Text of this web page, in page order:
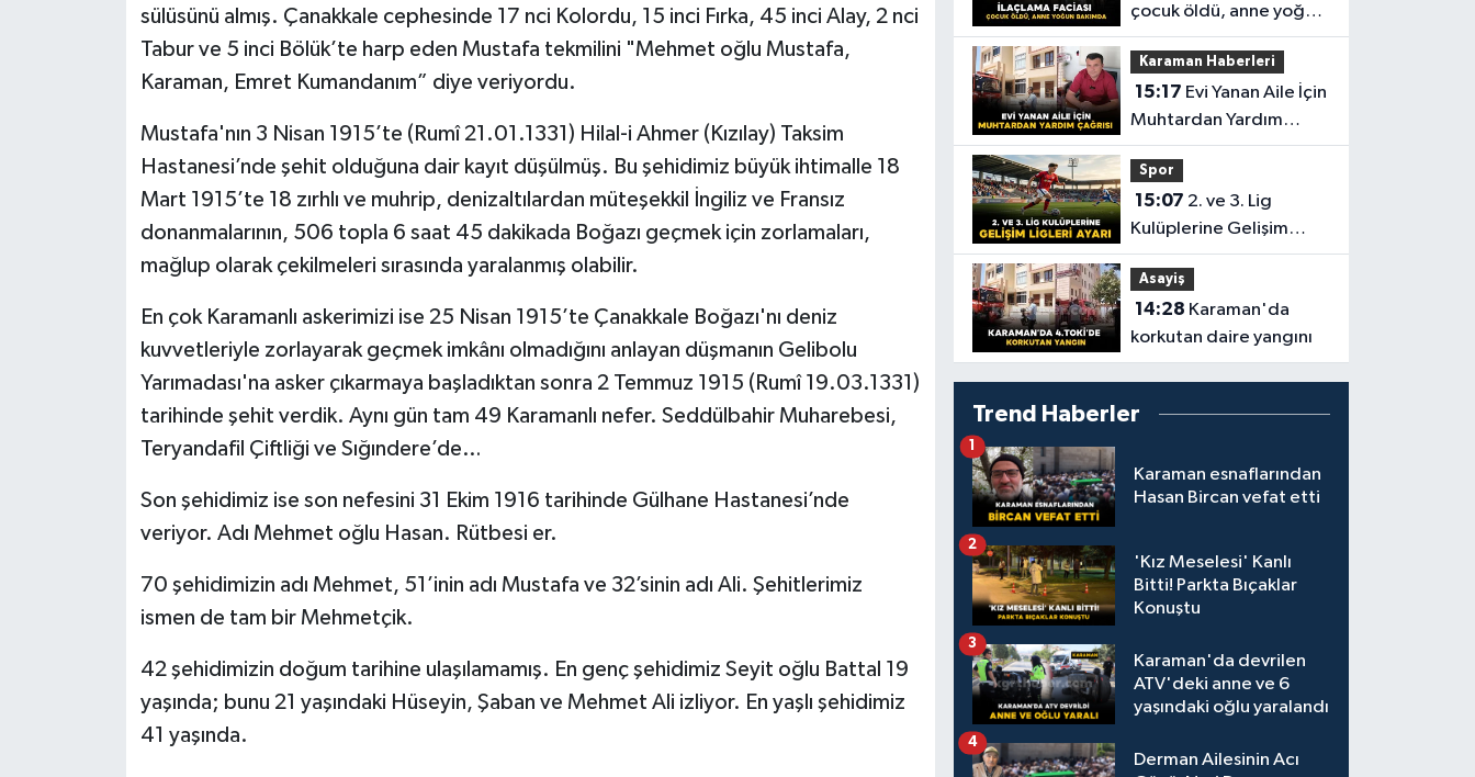
sülüsünü almış. Çanakkale cephesinde 17 nci Kolordu, 15 inci Fırka, 45 inci Alay, 2 nci
Tabur ve 5 inci Bölük’te harp eden Mustafa tekmilini "Mehmet oğlu Mustafa,
Karaman, Emret Kumandanım” diye veriyordu.
Mustafa'nın 3 Nisan 1915’te (Rumî 21.01.1331) Hilal-i Ahmer (Kızılay) Taksim
Hastanesi’nde şehit olduğuna dair kayıt düşülmüş. Bu şehidimiz büyük ihtimalle 18
Mart 1915’te 18 zırhlı ve muhrip, denizaltılardan müteşekkil İngiliz ve Fransız
donanmalarının, 506 topla 6 saat 45 dakikada Boğazı geçmek için zorlamaları,
mağlup olarak çekilmeleri sırasında yaralanmış olabilir.
En çok Karamanlı askerimizi ise 25 Nisan 1915’te Çanakkale Boğazı'nı deniz
kuvvetleriyle zorlayarak geçmek imkânı olmadığını anlayan düşmanın Gelibolu
Yarımadası'na asker çıkarmaya başladıktan sonra 2 Temmuz 1915 (Rumî 19.03.1331)
tarihinde şehit verdik. Aynı gün tam 49 Karamanlı nefer. Seddülbahir Muharebesi,
Teryandafil Çiftliği ve Sığındere’de…
Son şehidimiz ise son nefesini 31 Ekim 1916 tarihinde Gülhane Hastanesi’nde
veriyor. Adı Mehmet oğlu Hasan. Rütbesi er.
70 şehidimizin adı Mehmet, 51’inin adı Mustafa ve 32’sinin adı Ali. Şehitlerimiz
ismen de tam bir Mehmetçik.
42 şehidimizin doğum tarihine ulaşılamamış. En genç şehidimiz Seyit oğlu Battal 19
yaşında; bunu 21 yaşındaki Hüseyin, Şaban ve Mehmet Ali izliyor. En yaşlı şehidimiz
41 yaşında.
çocuk öldü, anne yoğun
bakımda
Karaman Haberleri
15:17
Muhtardan Yardım
Çağrısı
Spor
15:07
Kulüplerine Gelişim
Ligleri Ayarı
Asayiş
14:28
korkutan daire yangını
Trend Haberler
Karaman esnaflarından
Hasan Bircan vefat etti
1
'Kız Meselesi' Kanlı
Bitti! Parkta Bıçaklar
Konuştu
2
Karaman'da devrilen
ATV'deki anne ve 6
yaşındaki oğlu yaralandı
3
Derman Ailesinin Acı
4